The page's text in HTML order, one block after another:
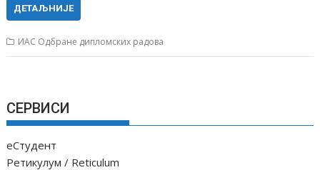
ДЕТАЉНИЈЕ
ИАС Одбране дипломских радова
СЕРВИСИ
еСтудент
Ретикулум / Reticulum